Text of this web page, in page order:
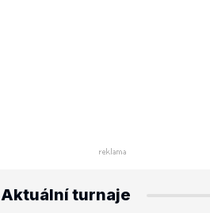
Aktuální turnaje